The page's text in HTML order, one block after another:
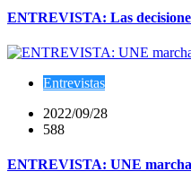
ENTREVISTA: Las
Entrevistas
2022/09/28
588
ENTREVISTA: UNE